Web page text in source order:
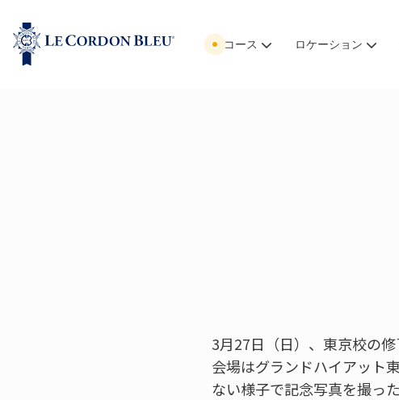
コース ロケーション
3月27日（日）、東京校の修
会場はグランドハイアット
ない様子で記念写真を撮っ